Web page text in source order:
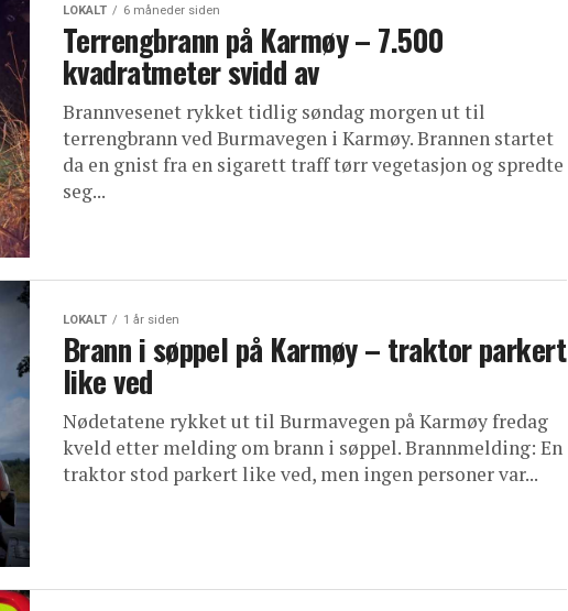
LOKALT 6 måneder siden
Terrengbrann på Karmøy – 7.500
kvadratmeter svidd av
Brannvesenet rykket tidlig søndag morgen ut til
terrengbrann ved Burmavegen i Karmøy. Brannen startet
da en gnist fra en sigarett traff tørr vegetasjon og spredte
seg...
LOKALT 1 år siden
Brann i søppel på Karmøy – traktor parkert
like ved
Nødetatene rykket ut til Burmavegen på Karmøy fredag
kveld etter melding om brann i søppel. Brannmelding: En
traktor stod parkert like ved, men ingen personer var...